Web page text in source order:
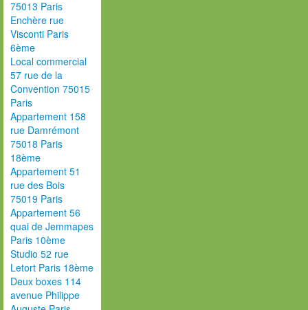
75013 Paris
Enchère rue
Visconti Paris
6ème
Local commercial
57 rue de la
Convention 75015
Paris
Appartement 158
rue Damrémont
75018 Paris
18ème
Appartement 51
rue des Bois
75019 Paris
Appartement 56
quai de Jemmapes
Paris 10ème
Studio 52 rue
Letort Paris 18ème
Deux boxes 114
avenue Philippe